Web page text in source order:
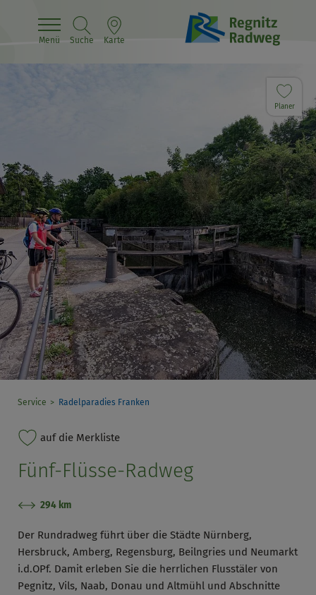
Menü Suche Karte
Planer
Service Radelparadies Franken
auf die Merkliste
Fünf-Flüsse-Radweg
294 km
Der Rundradweg führt über die Städte Nürnberg,
Hersbruck, Amberg, Regensburg, Beilngries und Neumarkt
i.d.OPf. Damit erleben Sie die herrlichen Flusstäler von
Pegnitz, Vils, Naab, Donau und Altmühl und Abschnitte